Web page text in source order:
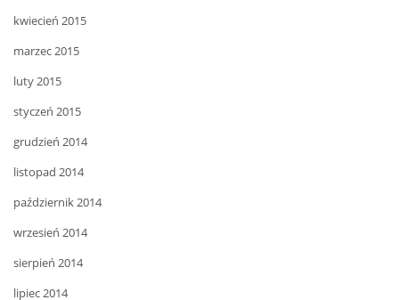
kwiecień 2015
marzec 2015
luty 2015
styczeń 2015
grudzień 2014
listopad 2014
październik 2014
wrzesień 2014
sierpień 2014
lipiec 2014